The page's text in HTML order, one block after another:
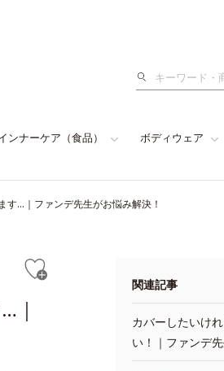
検
ンナーケア（食品） ボディウェア
す…｜ファンデ先生がお悩み解決！
｜
関連記事
カバーしたいけ
い！｜ファンデ